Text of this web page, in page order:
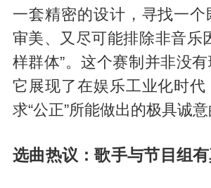
一套精密的设计，寻找一个
审美、又尽可能排除非音乐
样群体”。这个赛制并非没
它展现了在娱乐工业化时代
求“公正”所能做出的极具诚意
选曲热议：歌手与节目组